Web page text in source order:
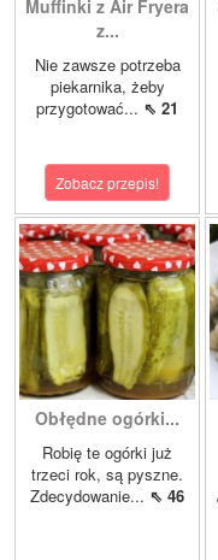
Muffinki z Air Fryera
z...
Nie zawsze potrzeba
piekarnika, żeby
przygotować... ⇖ 21
Zobacz przepis!
Obłędne ogórki...
Robię te ogórki już
trzeci rok, są pyszne.
Zdecydowanie... ⇖ 46